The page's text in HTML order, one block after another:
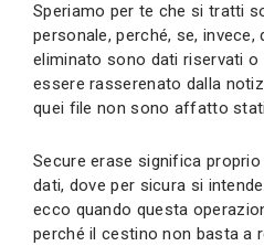
Speriamo per te che si tratti
personale, perché, se, invece,
eliminato sono dati riservati o
essere rasserenato dalla
quei file non sono affatto
Secure erase significa
dati, dove per sicura si
ecco quando questa
perché il cestino non basta a